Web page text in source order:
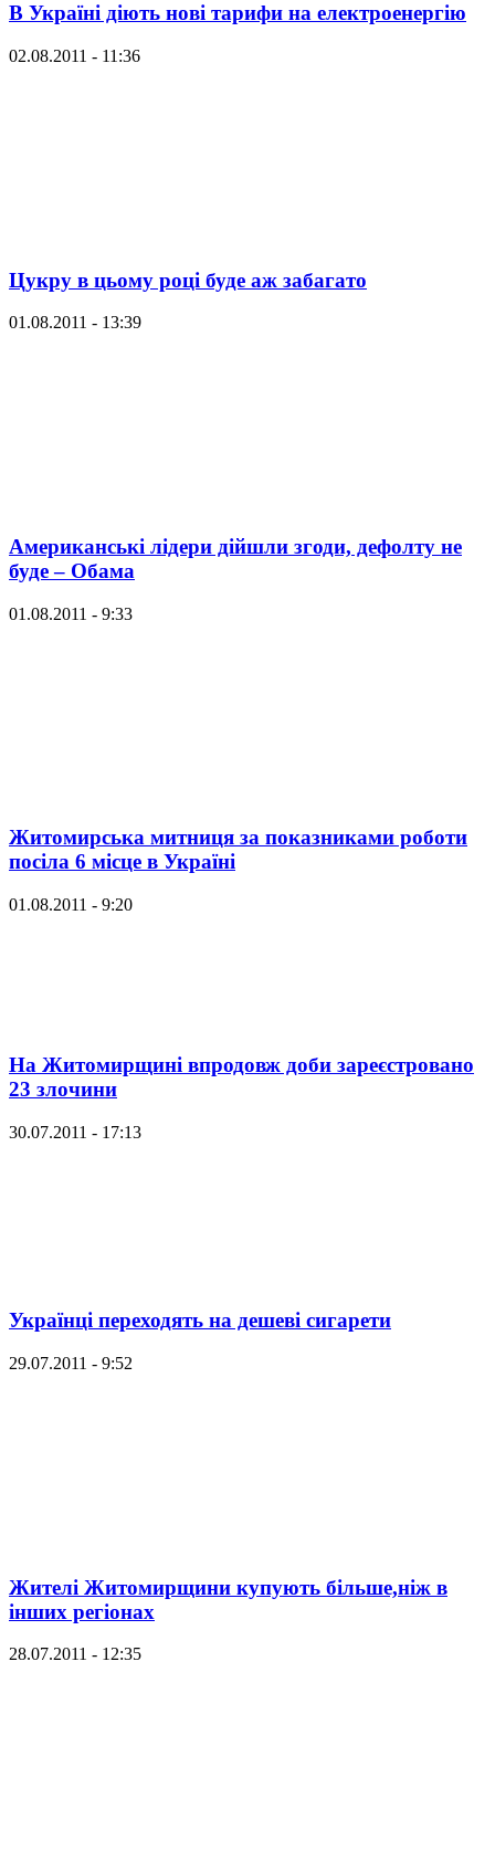
В Україні діють нові тарифи на електроенергію
02.08.2011 - 11:36
Цукру в цьому році буде аж забагато
01.08.2011 - 13:39
Американські лідери дійшли згоди, дефолту не
буде – Обама
01.08.2011 - 9:33
Житомирська митниця за показниками роботи
посіла 6 місце в Україні
01.08.2011 - 9:20
На Житомирщині впродовж доби зареєстровано
23 злочини
30.07.2011 - 17:13
Українці переходять на дешеві сигарети
29.07.2011 - 9:52
Жителі Житомирщини купують більше,ніж в
інших регіонах
28.07.2011 - 12:35